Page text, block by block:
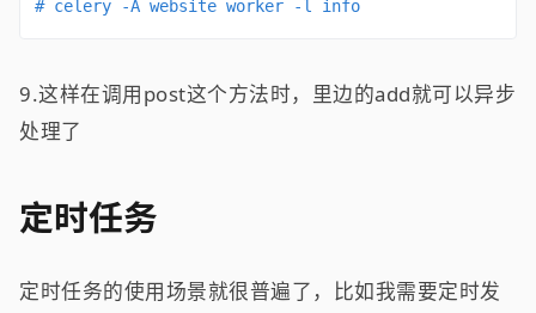
# celery -A website worker -l info
9.这样在调用post这个方法时，里边的add就可以异步
处理了
定时任务
定时任务的使用场景就很普遍了，比如我需要定时发